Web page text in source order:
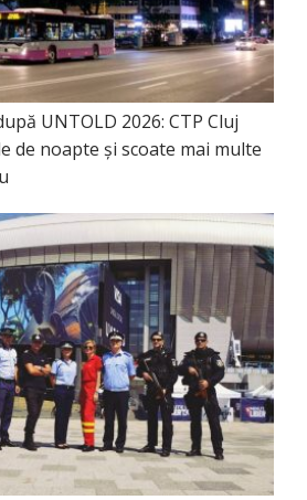
UNTOLD 2026: CTP Cluj
de noapte și scoate mai multe